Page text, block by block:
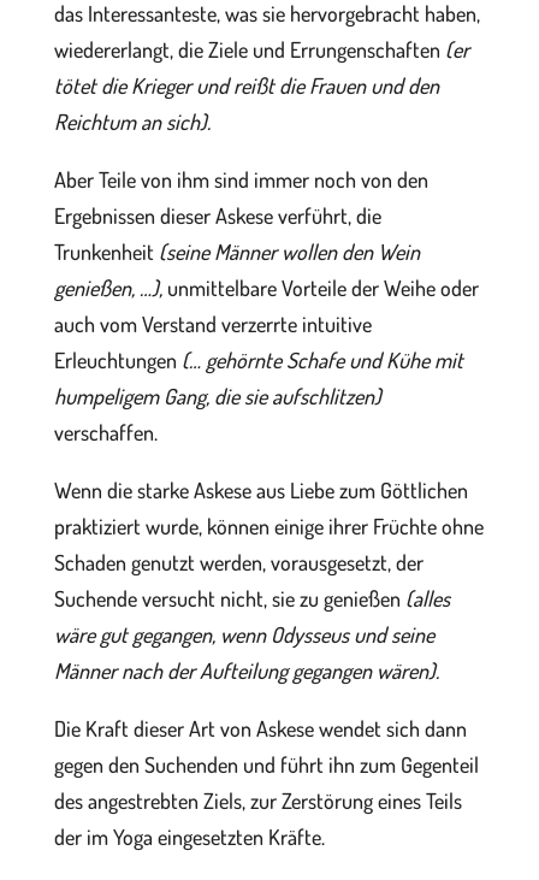
das Interessanteste, was sie hervorgebracht haben,
wiedererlangt, die Ziele und Errungenschaften (er
tötet die Krieger und reißt die Frauen und den
Reichtum an sich).
Aber Teile von ihm sind immer noch von den
Ergebnissen dieser Askese verführt, die
Trunkenheit (seine Männer wollen den Wein
genießen, …), unmittelbare Vorteile der Weihe oder
auch vom Verstand verzerrte intuitive
Erleuchtungen (… gehörnte Schafe und Kühe mit
humpeligem Gang, die sie aufschlitzen)
verschaffen.
Wenn die starke Askese aus Liebe zum Göttlichen
praktiziert wurde, können einige ihrer Früchte ohne
Schaden genutzt werden, vorausgesetzt, der
Suchende versucht nicht, sie zu genießen (alles
wäre gut gegangen, wenn Odysseus und seine
Männer nach der Aufteilung gegangen wären).
Die Kraft dieser Art von Askese wendet sich dann
gegen den Suchenden und führt ihn zum Gegenteil
des angestrebten Ziels, zur Zerstörung eines Teils
der im Yoga eingesetzten Kräfte.